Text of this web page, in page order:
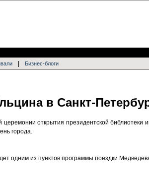
Бизнес-блоги
в Санкт-
открытия президентской библиотеки
города.
одним из пунктов программы поездки